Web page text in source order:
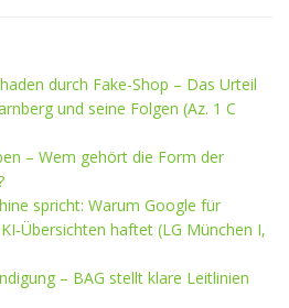
durch Fake-Shop – Das Urteil
und seine Folgen (Az. 1 C
– Wem gehört die Form der
spricht: Warum Google für
haftet (LG München I,
– BAG stellt klare Leitlinien